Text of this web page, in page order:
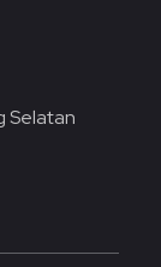
Selatan